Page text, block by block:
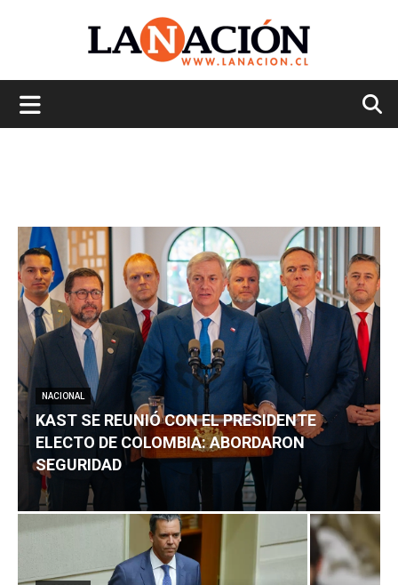
NACIONAL
KAST SE REUNIÓ CON EL PRESIDENTE
ELECTO DE COLOMBIA: ABORDARON
SEGURIDAD